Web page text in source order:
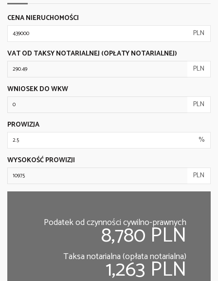
CENA NIERUCHOMOŚCI
PLN
VAT OD TAKSY NOTARIALNEJ (OPŁATY NOTARIALNEJ)
PLN
WNIOSEK DO WKW
PLN
PROWIZJA
%
WYSOKOŚĆ PROWIZJI
PLN
Podatek od czynności cywilno-prawnych
8,780 PLN
Taksa notarialna (opłata notarialna)
1,263 PLN